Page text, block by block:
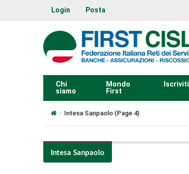
Login Posta
Chi
siamo
Mondo
First
Iscriviti
Intesa Sanpaolo (Page 4)
Intesa Sanpaolo